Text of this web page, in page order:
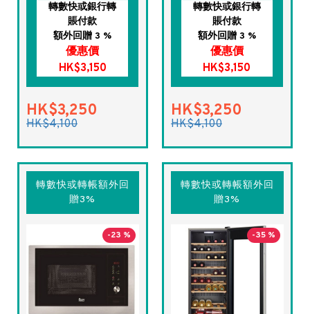
轉數快或銀行轉
賬付款
額外回贈 3 %
優惠價
HK$3,150
HK$3,250
HK$4,100
轉數快或銀行轉
賬付款
額外回贈 3 %
優惠價
HK$3,150
HK$3,250
HK$4,100
轉數快或轉帳額外回
贈3%
-23 %
轉數快或轉帳額外回
贈3%
-35 %